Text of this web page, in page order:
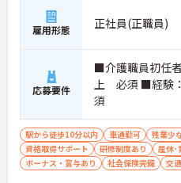
雇用形態 正社員(正職員)
応募要件
■介護職員初任
上 必須 ■経験
須
駅から徒歩10分以内 車通勤可 残業少
資格取得サポート
研修制度あり
産休･
ボーナス・賞与あり
社会保険完備 交